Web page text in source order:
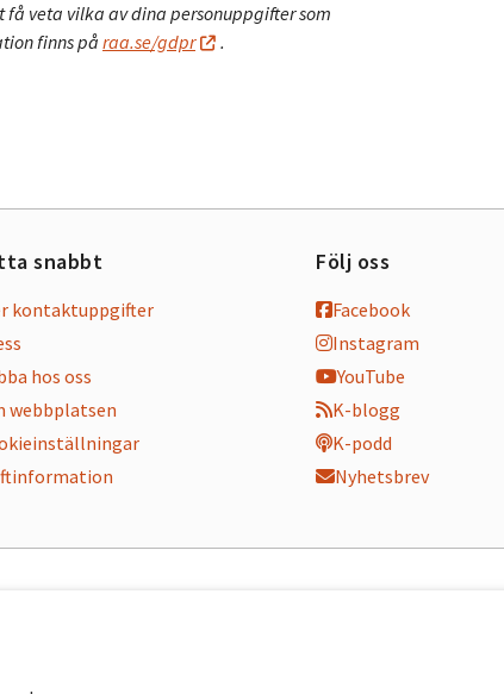
veta vilka av dina personuppgifter som
finns på raa.se/gdpr .
snabbt
kontaktuppgifter
hos oss
webbplatsen
Följ oss
Facebook
Instagram
YouTube
K-blogg
K-podd
Nyhetsbrev